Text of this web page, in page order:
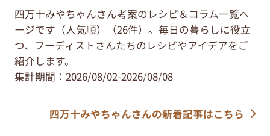
四万十みやちゃんさん考案のレシピ＆コラム一覧ペ
ージです（人気順）（26件）。毎日の暮らしに役立
つ、フーディストさんたちのレシピやアイデアをご
紹介します。
集計期間：2026/08/02-2026/08/08
四万十みやちゃんさんの新着記事はこちら